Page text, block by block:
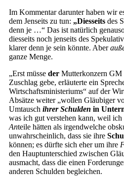
Im Kommentar darunter haben wir
dem Jenseits zu tun: „Diesseits des
denn je …“ Das ist natürlich
diesseits noch jenseits des
klarer denn je sein könnte. Aber
ganze Menge.
„Erst müsse der Mutterkonzern GM
Zuschlag gebe, erläuterte ein
Wirtschaftsministeriums“ auf der
Absätze weiter „wollen Gläubiger
Umtausch ihrer Schulden in
was ich gut verstehen kann, weil
Anteile hätten als irgendwelche
unwahrscheinlich, dass sie ihre
können; es dürfte sich eher um ihre
den Hauptunterschied zwischen
ausmacht, dass die einen
anderen Schulden begleichen.